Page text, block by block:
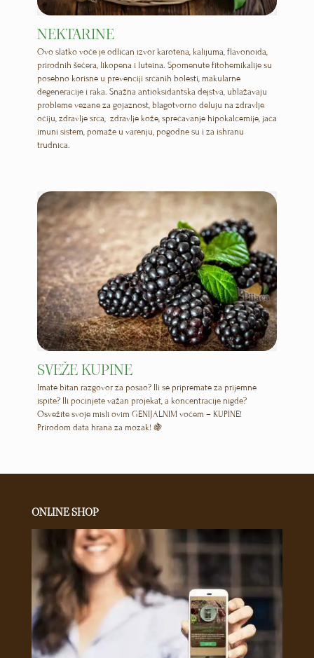
NEKTARINE
Ovo slatko voće je odličan izvor karotena, kalijuma, flavonoida,
prirodnih šećera, likopena i luteina. Spomenute fitohemikalije su
posebno korisne u prevenciji srčanih bolesti, makularne
degeneracije i raka. Snažna antioksidantska dejstva, ublažavaju
probleme vezane za gojaznost, blagotvorno deluju na zdravlje
očiju, zdravlje srca, zdravlje kože, sprečavanje hipokalcemije, jača
imuni sistem, pomaže u varenju, pogodne su i za ishranu
trudnica.
SVEŽE KUPINE
Imate bitan razgovor za posao? Ili se pripremate za prijemne
ispite? Ili počinjete važan projekat, a koncentracije nigde?
Osvežite svoje misli ovim GENIJALNIM voćem – KUPINE!
Prirodom data hrana za mozak!🍇
ONLINE SHOP